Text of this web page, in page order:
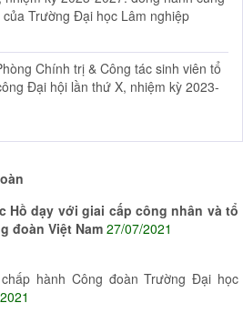
Trường Đại học Lâm nghiệp
Chính trị & Công tác sinh viên tổ
Đại hội lần thứ X, nhiệm kỳ 2023-
Hồ dạy với giai cấp công nhân và tổ
đoàn Việt Nam 27/07/2021
hành Công đoàn Trường Đại học